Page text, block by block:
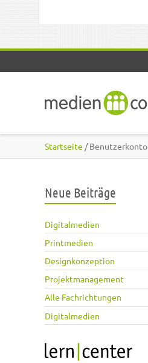
Startseite / Benutzerkonto
Neue Beiträge
Digitalmedien
Printmedien
Designkonzeption
Projektmanagement
Alle Fachrichtungen
Digitalmedien